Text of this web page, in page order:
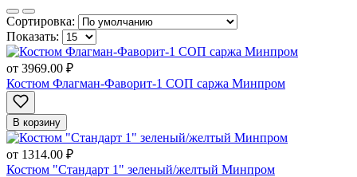
Сортировка:
Показать:
от 3969.00 ₽
Костюм Флагман-Фаворит-1 СОП саржа Минпром
В корзину
от 1314.00 ₽
Костюм "Стандарт 1" зеленый/желтый Минпром